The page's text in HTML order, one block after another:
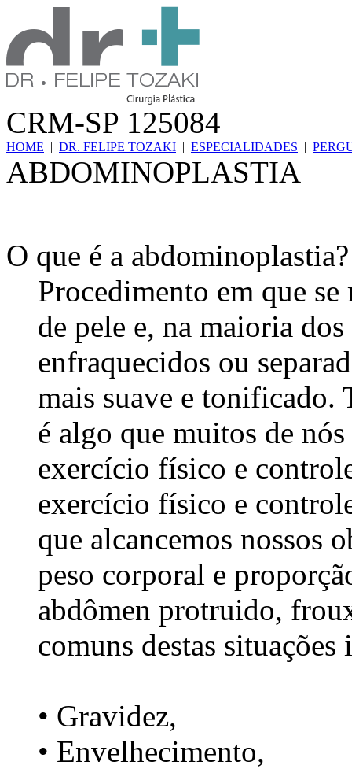
CRM-SP 125084
HOME | DR. FELIPE TOZAKI | ESPECIALIDADES |
ABDOMINOPLASTIA
O que é a abdominoplastia?
Procedimento em que
de pele e, na maioria
enfraquecidos ou
mais suave e tonificado.
é algo que muitos de
exercício físico e
exercício físico e
que alcancemos nossos
peso corporal e
abdômen protruido,
comuns destas situações
• Gravidez,
• Envelhecimento,